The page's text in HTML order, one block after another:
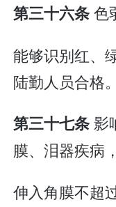
第三十六条色
能够识别红、
陆勤人员合格。
第三十七条影
膜、泪器疾病
伸入角膜不超